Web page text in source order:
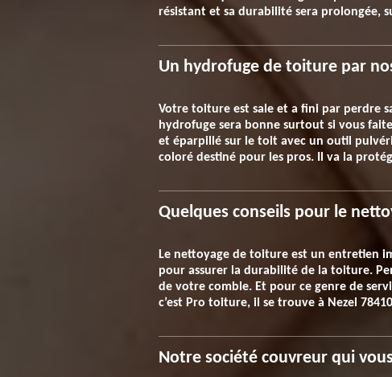
résistant et sa durabilité sera prolongée,
Un hydrofuge de toiture par
Votre toiture est sale et a fini par perdre
hydrofuge sera bonne surtout si vous
et éparpillé sur le toit avec un outil
coloré destiné pour les pros. Il va la
Quelques conseils pour le
Le nettoyage de toiture est un entretien
pour assurer la durabilité de la toiture.
de votre comble. Et pour ce genre de
c’est Pro toiture, il se trouve à Nezel
Notre société couvreur qui